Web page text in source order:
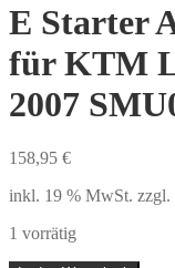
E Starter
für KTM
2007
158,95 €
inkl. 19 % MwSt. zzgl.
1 vorrätig